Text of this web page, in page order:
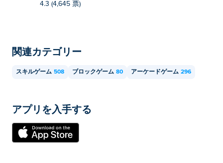
4.3 (4,645 票)
関連カテゴリー
スキルゲーム 508 ブロックゲーム 80 アーケードゲーム 296
アプリを入手する